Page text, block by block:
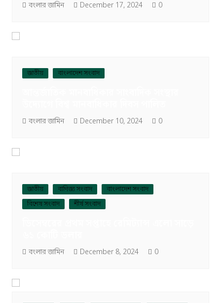
বংলার জামিন December 17, 2024 0
জাতীয় বাংলাদেশ সংবাদ
বংলার জামিন December 10, 2024 0
জাতীয় বাণিজ্য সংবাদ
বাংলাদেশ সংবাদ
বিশেষ সংবাদ
শীর্ষ সংবাদ
বংলার জামিন December 8, 2024 0